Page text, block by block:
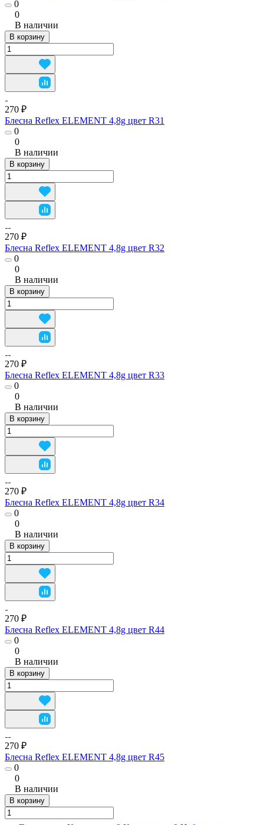
0
0
В наличии
В корзину
270 ₽
Блесна Reflex ELEMENT 4,8g цвет R31
0
0
В наличии
В корзину
270 ₽
Блесна Reflex ELEMENT 4,8g цвет R32
0
0
В наличии
В корзину
270 ₽
Блесна Reflex ELEMENT 4,8g цвет R33
0
0
В наличии
В корзину
270 ₽
Блесна Reflex ELEMENT 4,8g цвет R34
0
0
В наличии
В корзину
270 ₽
Блесна Reflex ELEMENT 4,8g цвет R44
0
0
В наличии
В корзину
270 ₽
Блесна Reflex ELEMENT 4,8g цвет R45
0
0
В наличии
В корзину